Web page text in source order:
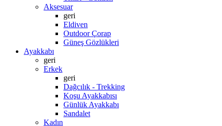
Aksesuar
geri
Eldiven
Outdoor Çorap
Güneş Gözlükleri
Ayakkabı
geri
Erkek
geri
Dağcılık - Trekking
Koşu Ayakkabısı
Günlük Ayakkabı
Sandalet
Kadın